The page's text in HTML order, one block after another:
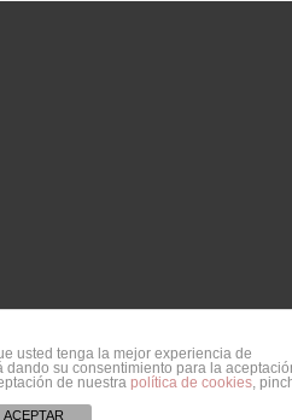
| Fotógrafo de Bodas
byJULIAN MACIAS
usted tenga la mejor experiencia de
su consentimiento para la
de nuestra política de cookies,
ACEPTAR